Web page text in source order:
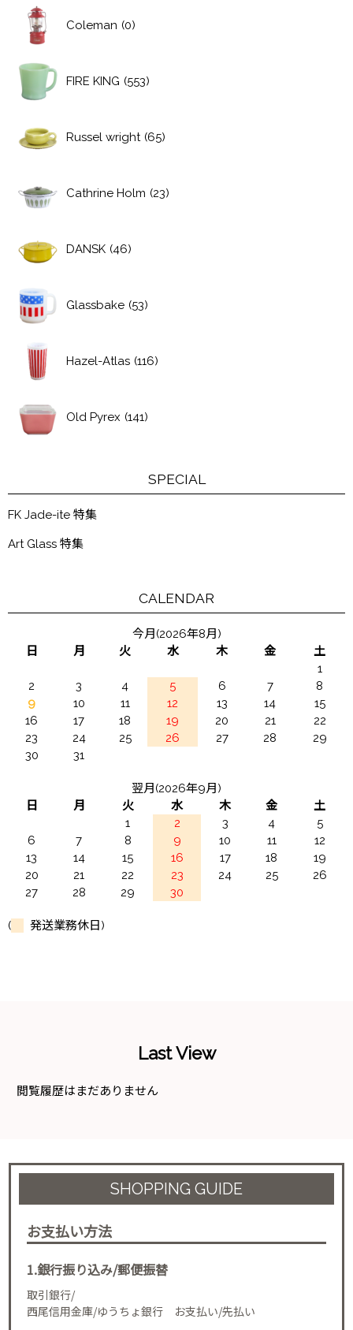
Coleman (0)
FIRE KING (553)
Russel wright (65)
Cathrine Holm (23)
DANSK (46)
Glassbake (53)
Hazel-Atlas (116)
Old Pyrex (141)
SPECIAL
FK Jade-ite 特集
Art Glass 特集
CALENDAR
今月(2026年8月)
日
月 火 水 木 金
土
1
2
3 4 5 6 7
8
9
10 11 12 13 14
15
16
17 18 19 20 21
22
23
24 25 26 27 28
29
30
31
翌月(2026年9月)
日
月 火 水 木 金
土
1
2 3 4
5
6
7 8 9 10 11
12
13
14 15 16 17 18
19
20
21 22 23 24 25
26
27
28 29 30
( 発送業務休日)
Last View
閲覧履歴はまだありません
SHOPPING GUIDE
お支払い方法
1.銀行振り込み/郵便振替
取引銀行/
西尾信用金庫/ゆうちょ銀行 お支払い/先払い